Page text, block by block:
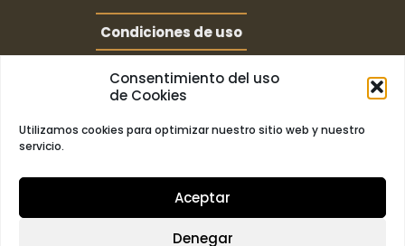
Consentimiento del uso
de Cookies
Utilizamos cookies para optimizar nuestro sitio web y nuestro
servicio.
Aceptar
Denegar
Condiciones de uso
Términos de uso